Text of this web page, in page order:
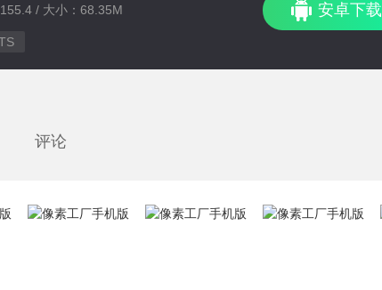
/ 大小：68.35M 安卓下载
评论